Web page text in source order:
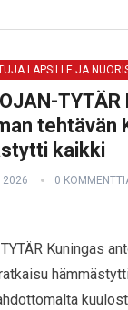
LAPSILLE JA
TYTÄR
tehtävän
kaikki
2026 0
Kuningas